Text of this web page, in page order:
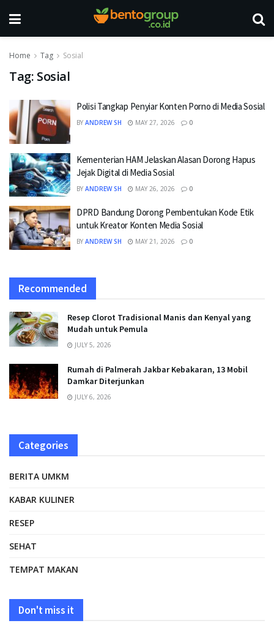
Home Tag Sosial
Tag: Sosial
Polisi Tangkap Penyiar Konten Porno di Media Sosial
BY ANDREW SH MAY 27, 2026 0
Kementerian HAM Jelaskan Alasan Dorong Hapus
Jejak Digital di Media Sosial
BY ANDREW SH MAY 26, 2026 0
DPRD Bandung Dorong Pembentukan Kode Etik
untuk Kreator Konten Media Sosial
BY ANDREW SH MAY 21, 2026 0
Recommended
Resep Clorot Tradisional Manis dan Kenyal yang
Mudah untuk Pemula
JULY 5, 2026
Rumah di Palmerah Jakbar Kebakaran, 13 Mobil
Damkar Diterjunkan
JULY 6, 2026
Categories
BERITA UMKM
KABAR KULINER
RESEP
SEHAT
TEMPAT MAKAN
Don't miss it